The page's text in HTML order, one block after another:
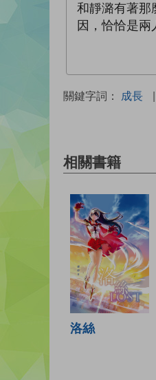
和靜潞有著那
因，恰恰是
關鍵字詞： 成長 |
相關書籍
洛絲